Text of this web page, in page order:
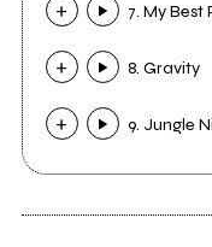
7. My Best
8. Gravity
9. Jungle